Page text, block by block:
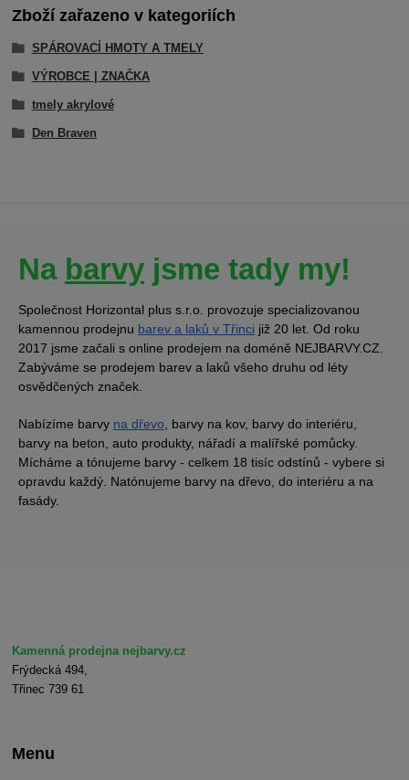
Zboží zařazeno v kategoriích
SPÁROVACÍ HMOTY A TMELY
VÝROBCE | ZNAČKA
tmely akrylové
Den Braven
Na barvy jsme tady my!
Společnost Horizontal plus s.r.o. provozuje specializovanou
kamennou prodejnu barev a laků v Třinci již 20 let. Od roku
2017 jsme začali s online prodejem na doméně NEJBARVY.CZ.
Zabýváme se prodejem barev a laků všeho druhu od léty
osvědčených značek.
Nabízíme barvy na dřevo, barvy na kov, barvy do interiéru,
barvy na beton, auto produkty, nářadí a malířské pomůcky.
Mícháme a tónujeme barvy - celkem 18 tisíc odstínů - vybere si
opravdu každý. Natónujeme barvy na dřevo, do interiéru a na
fasády.
Kamenná prodejna nejbarvy.cz
Frýdecká 494,
Třinec 739 61
Menu